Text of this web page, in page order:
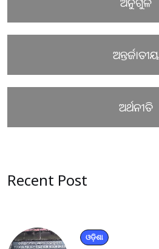
ଅନ୍ତର୍ଜାତୀୟ
ଅର୍ଥନୀତି
Recent Post
ଓଡ଼ିଶା